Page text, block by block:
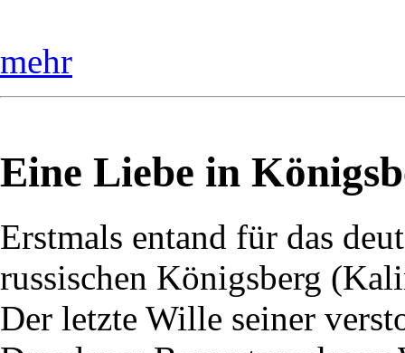
mehr
Eine Liebe in
Erstmals entand für das
russischen Königsberg
Der letzte Wille seiner